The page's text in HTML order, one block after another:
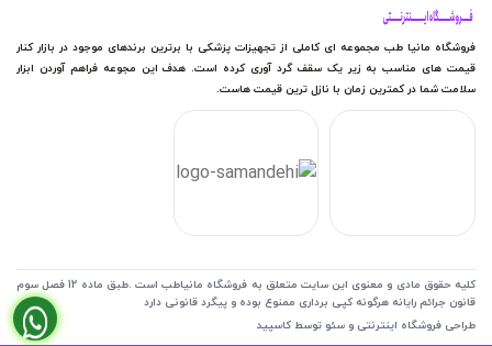
فروشگاه مانیا طب مجموعه ای کاملی از تجهیزات پزشکی با برترین برندهای موجود در بازار کنار
قیمت های مناسب به زیر یک سقف گرد آوری کرده است. هدف این مجوعه فراهم آوردن ابزار
سلامت شما در کمترین زمان با نازل ترین قیمت هاست.
کلیه حقوق مادی و معنوی این سایت متعلق به فروشگاه مانیاطب است .طبق ماده 12 فصل سوم
قانون جرائم رایانه هرگونه کپی برداری ممنوع بوده و پیگرد قانونی دارد
طراحی فروشگاه اینترنتی و سئو توسط کاسپید